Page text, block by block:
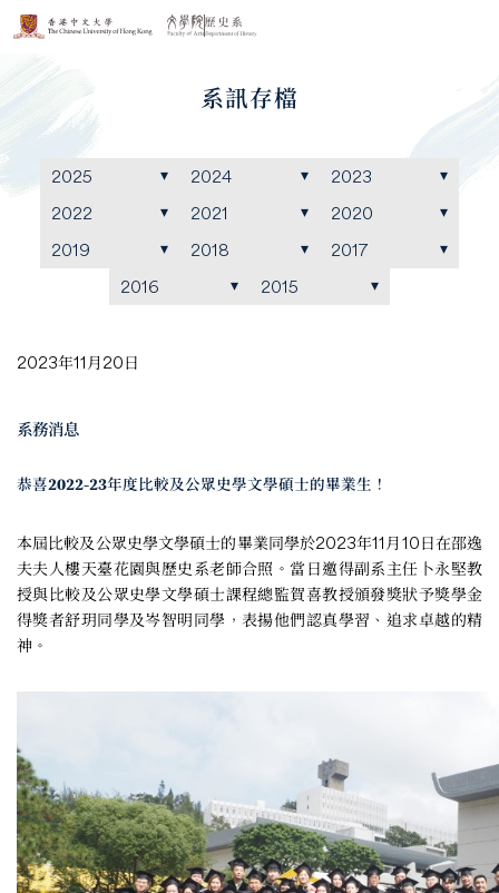
系訊存檔
2025 2024
2023
2022
2021
2020
2019
2018
2017
2016
2015
2023年11月20日
系務消息
恭喜2022-23年度比較及公眾史學文學碩士的畢業生！
本屆比較及公眾史學文學碩士的畢業同學於2023年11月10日在邵逸
夫夫人樓天臺花園與歷史系老師合照。當日邀得副系主任卜永堅教
授與比較及公眾史學文學碩士課程總監賀喜教授頒發獎狀予獎學金
得獎者舒玥同學及岑智明同學，表揚他們認真學習、追求卓越的精
神。